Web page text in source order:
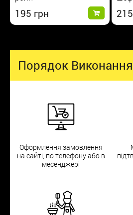
195 215
Порядок
Оформлення замовлення
на сайті, по телефону або в
месенджері